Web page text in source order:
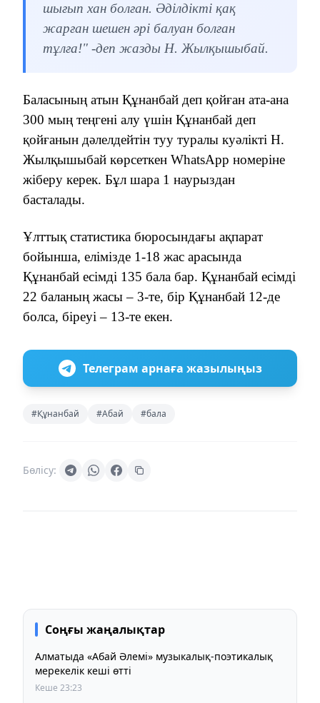
шығып хан болған. Әділдікті қақ
жарған шешен әрі балуан болған
тұлға!" -деп жазды Н. Жылқышыбай.
Баласының атын Құнанбай деп қойған ата-ана
300 мың теңгені алу үшін Құнанбай деп
қойғанын дәлелдейтін туу туралы куәлікті Н.
Жылқышыбай көрсеткен WhatsApp номеріне
жіберу керек. Бұл шара 1 наурыздан
басталады.
Ұлттық статистика бюросындағы ақпарат
бойынша, елімізде 1-18 жас арасында
Құнанбай есімді 135 бала бар. Құнанбай есімді
22 баланың жасы – 3-те, бір Құнанбай 12-де
болса, біреуі – 13-те екен.
Телеграм арнаға жазылыңыз
#Құнанбай #Абай #бала
Бөлісу:
Соңғы жаңалықтар
Алматыда «Абай Әлемі» музыкалық-поэтикалық
мерекелік кеші өтті
Кеше 23:23